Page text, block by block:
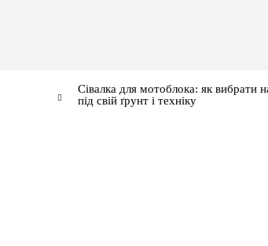
Сівалка для мотоблока: як вибрати
під свій ґрунт і техніку